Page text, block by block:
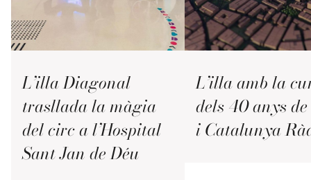
L’illa Diagonal
trasllada la màgia
del circ a l’Hospital
Sant Jan de Déu
L’illa amb la
dels 40 anys
i Catalunya